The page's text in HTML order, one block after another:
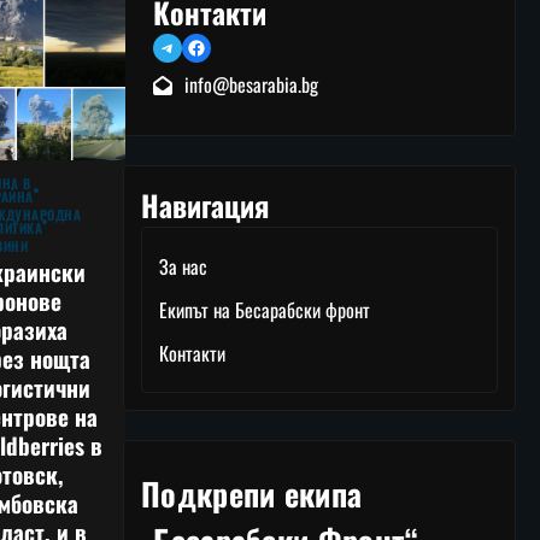
В
нощта
на
в
и в
Контакти
TelegramFacebook
info@besarabia.bg
Навигация
За нас
Екипът на Бесарабски фронт
Контакти
Подкрепи екипа